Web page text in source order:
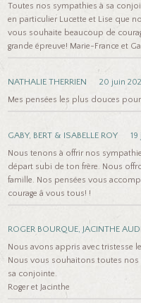
Toutes nos sympathies à sa
en particulier Lucette et Lise que
vous souhaite beaucoup de
grande épreuve! Marie-France et
NATHALIE THERRIEN
20 juin
Mes pensées les plus douces
GABY, BERT & ISABELLE ROY
19
Nous tenons à offrir nos
départ subi de ton frère. Nous
famille. Nos pensées vous
courage â vous tous! !
ROGER BOURQUE, JACINTHE
Nous avons appris avec tristesse
Nous vous souhaitons toutes nos
sa conjointe.
Roger et Jacinthe